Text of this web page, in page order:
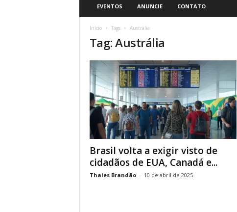
EVENTOS ANUNCIE CONTATO
Início Tags Austrália
Tag: Austrália
Brasil volta a exigir visto de
cidadãos de EUA, Canadá e...
Thales Brandão - 10 de abril de 2025